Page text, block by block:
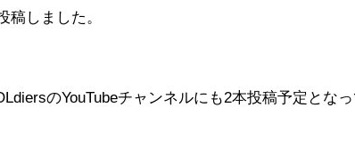
稿しました。
のYouTubeチャンネルにも2本投稿予定となっ